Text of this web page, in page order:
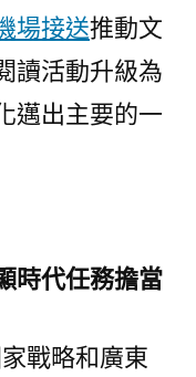
場接送推動文
讀活動升級為
邁出主要的一
時代任務擔當
戰略和廣東